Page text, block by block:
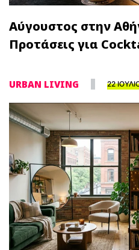
Αύγουστος στην
Προτάσεις για
URBAN LIVING 22